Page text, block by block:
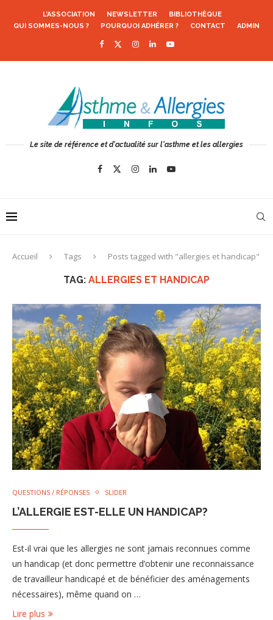
L’ASSOCIATION NEWSLETTER
BIBLIOTHÈQUE
QUI SOMMES-NOUS ?
POURQUOI ADHÉRER ? CONTACT ADMIN
Le site de référence et d'actualité sur l'asthme et les allergies
Accueil Tags Posts tagged with "allergies et handicap"
TAG: ALLERGIES ET HANDICAP
QUESTIONS / RÉPONSES SLIDER
L’ALLERGIE EST-ELLE UN HANDICAP?
Est-il vrai que les allergies ne sont jamais reconnues comme
un handicap (et donc permettre d’obtenir une reconnaissance
de travailleur handicapé et de bénéficier des aménagements
nécessaires), même quand on …
Lire plus